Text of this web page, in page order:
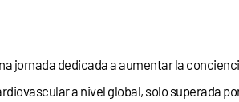
jornada dedicada a aumentar la
a nivel global, solo superada